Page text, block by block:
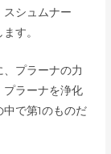
スシュムナー
す。
プラーナの力
プラーナを浄化
で第1のものだ